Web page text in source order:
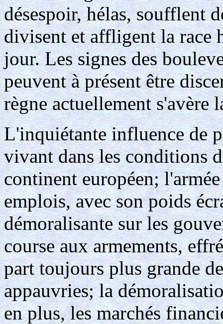
désespoir, hélas, soufflent
divisent et affligent la race
jour. Les signes des
peuvent à présent être
règne actuellement s'avère
L'inquiétante influence de
vivant dans les conditions
continent européen;
emplois, avec son poids
démoralisante sur les
course aux armements,
part toujours plus grande
appauvries; la
en plus, les marchés